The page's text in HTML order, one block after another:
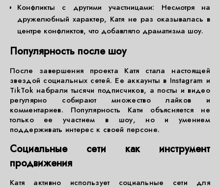
Конфликты с другими участницами: Несмотря на
дружелюбный характер, Катя не раз оказывалась в
центре конфликтов, что добавляло драматизма шоу.
Популярность после шоу
После завершения проекта Катя стала настоящей
звездой социальных сетей. Ее аккаунты в Instagram и
TikTok набрали тысячи подписчиков, а посты и видео
регулярно собирают множество лайков и
комментариев. Популярность Кати объясняется не
только ее участием в шоу, но и умением
поддерживать интерес к своей персоне.
Социальные сети как инструмент
продвижения
Катя активно использует социальные сети для